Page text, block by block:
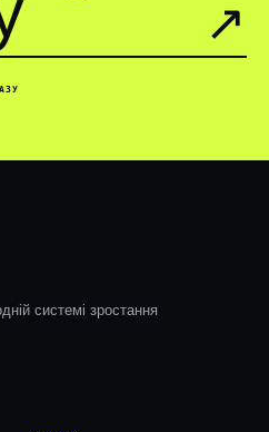
↗︎
системі зростання